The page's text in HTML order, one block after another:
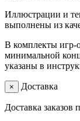
Иллюстрации и
выполнены из
В комплекты игр-
минимальной
указаны в
× Доставка
Доставка заказов